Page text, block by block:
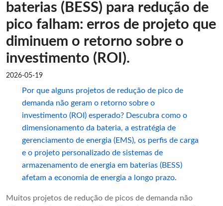
baterias (BESS) para redução de
pico falham: erros de projeto que
diminuem o retorno sobre o
investimento (ROI).
2026-05-19
Por que alguns projetos de redução de pico de
demanda não geram o retorno sobre o
investimento (ROI) esperado? Descubra como o
dimensionamento da bateria, a estratégia de
gerenciamento de energia (EMS), os perfis de carga
e o projeto personalizado de sistemas de
armazenamento de energia em baterias (BESS)
afetam a economia de energia a longo prazo.
Muitos projetos de redução de picos de demanda não